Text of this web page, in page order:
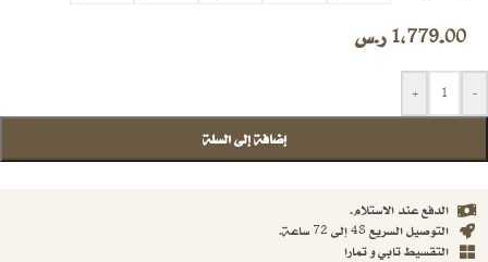
1,779.00 ر.س
-
+
إضافة إلى السلة
الدفع عند الاستلام.
التوصيل السريع 48 إلى 72 ساعة.
التقسيط تابي و تمارا